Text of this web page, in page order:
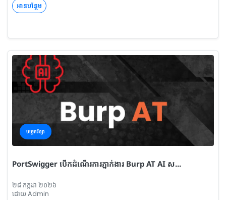
អានបន្ថែម
បច្ចេកវិទ្យា
PortSwigger បើកដំណើរការភ្នាក់ងារ Burp AT AI ស...
២៨ កក្កដា ២០២៦
ដោយ Admin